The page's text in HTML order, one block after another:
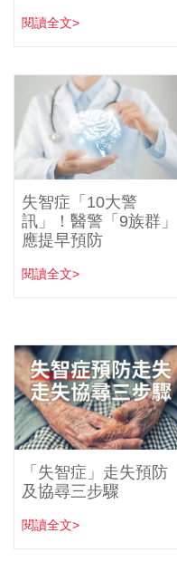
閱讀全文>
失智症「10大警
訊」！醫警「9族群」
應提早預防
閱讀全文>
「失智症」走失預防
及協尋三步驟
閱讀全文>